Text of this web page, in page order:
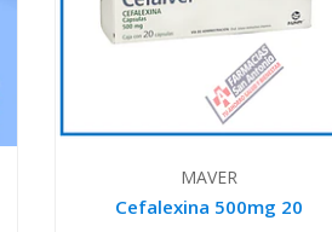
MAVER
Cefalexina 500mg 20